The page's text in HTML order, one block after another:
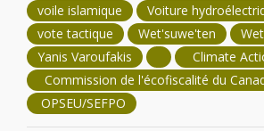
voile islamique
Voiture
vote tactique
Wet'suwe'ten
Yanis Varoufakis
Climate
Commission de l'écofiscalité du
OPSEU/SEFPO